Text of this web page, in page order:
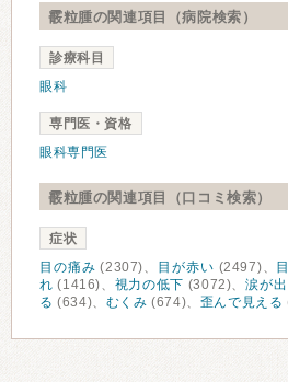
霰粒腫の関連項目（病院検索）
診療科目
眼科
専門医・資格
眼科専門医
霰粒腫の関連項目（口コミ検索）
症状
目の痛み (2307)、 目が赤い (2497)、
れ (1416)、 視力の低下 (3072)、涙が出
る (634)、 むくみ (674)、 歪んで見える